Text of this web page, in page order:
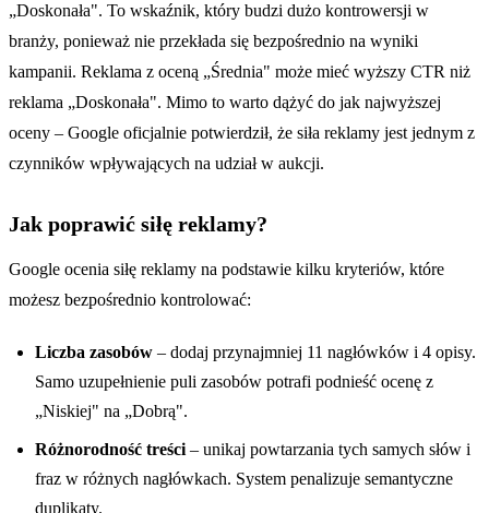
„Doskonała". To wskaźnik, który budzi dużo kontrowersji w
branży, ponieważ nie przekłada się bezpośrednio na wyniki
kampanii. Reklama z oceną „Średnia" może mieć wyższy CTR niż
reklama „Doskonała". Mimo to warto dążyć do jak najwyższej
oceny – Google oficjalnie potwierdził, że siła reklamy jest jednym z
czynników wpływających na udział w aukcji.
Jak poprawić siłę reklamy?
Google ocenia siłę reklamy na podstawie kilku kryteriów, które
możesz bezpośrednio kontrolować:
Liczba zasobów – dodaj przynajmniej 11 nagłówków i 4 opisy.
Samo uzupełnienie puli zasobów potrafi podnieść ocenę z
„Niskiej" na „Dobrą".
Różnorodność treści – unikaj powtarzania tych samych słów i
fraz w różnych nagłówkach. System penalizuje semantyczne
duplikaty.